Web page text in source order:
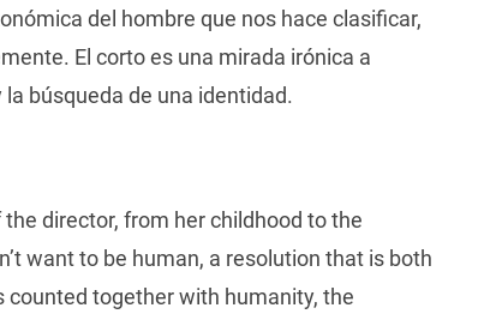
del hombre que nos hace clasificar,
El corto es una mirada irónica a
búsqueda de una identidad.
director, from her childhood to the
want to be human, a resolution that is both
together with humanity, the